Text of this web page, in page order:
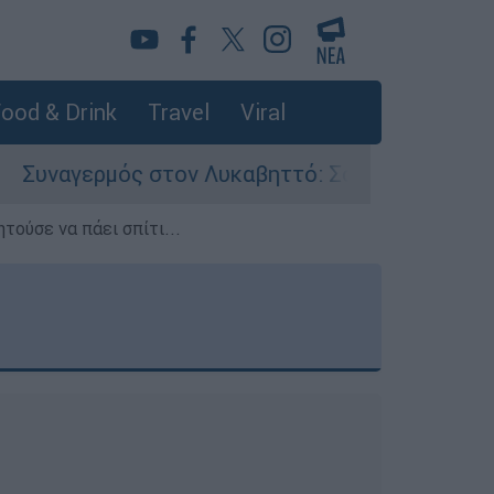
& Drink Travel Viral
στον Λυκαβηττό: Σορός σε
να πάει σπίτι...